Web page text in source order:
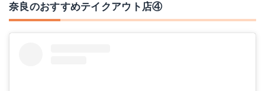
奈良のおすすめテイクアウト店④